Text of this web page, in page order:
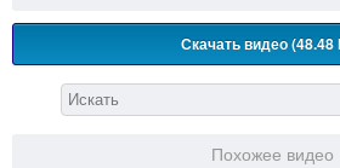
Скачать видео
Похожее видео